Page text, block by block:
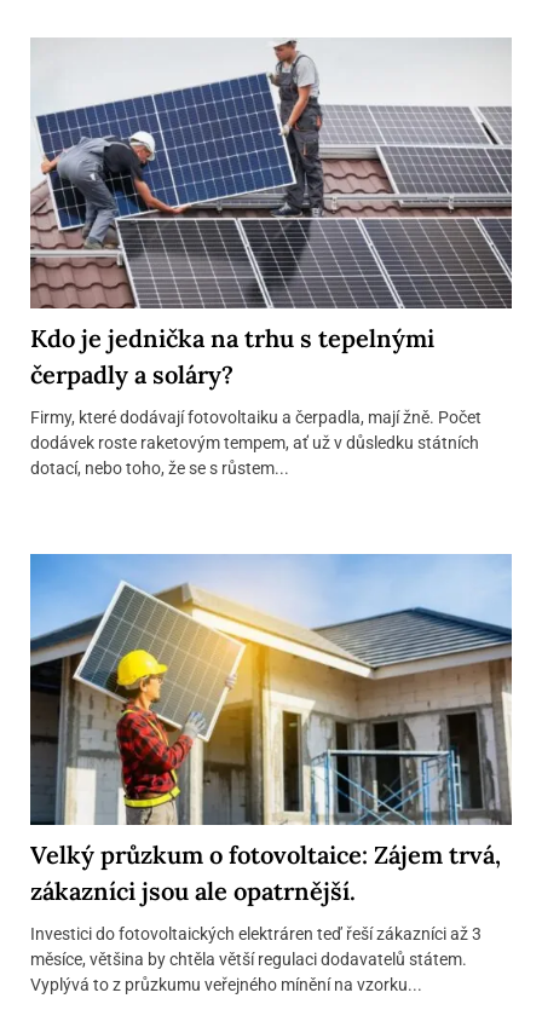
Kdo je jednička na trhu s tepelnými
čerpadly a soláry?
Firmy, které dodávají fotovoltaiku a čerpadla, mají žně. Počet
dodávek roste raketovým tempem, ať už v důsledku státních
dotací, nebo toho, že se s růstem...
Velký průzkum o fotovoltaice: Zájem trvá,
zákazníci jsou ale opatrnější.
Investici do fotovoltaických elektráren teď řeší zákazníci až 3
měsíce, většina by chtěla větší regulaci dodavatelů státem.
Vyplývá to z průzkumu veřejného mínění na vzorku...